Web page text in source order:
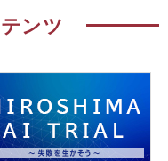
ンツ